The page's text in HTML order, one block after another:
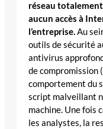
réseau
aucun accès à
l’entreprise.Au
outils de sécurité
antivirus
de compromission
comportement du
script malveillant
machine. Une fois
les analystes, la